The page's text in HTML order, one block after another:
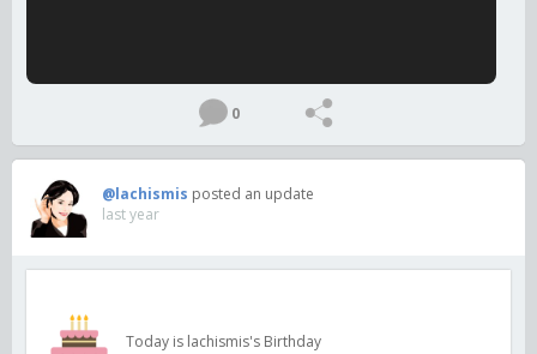
0
@lachismis posted an update
last year
Today is lachismis's Birthday